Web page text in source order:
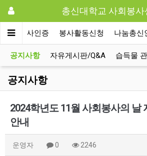
총신대학교 사회봉사
사회봉사인증 봉사활동신청 나눔총신
공지사항 자유게시판/Q&A 습득물
공지사항
2024학년도 11월 사회봉사의 날
안내
운영자 0 2246